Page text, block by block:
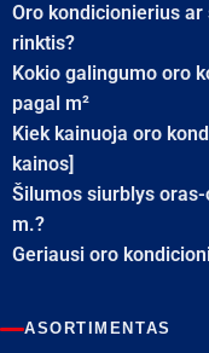
Oro kondicionierius
rinktis?
Kokio galingumo oro
pagal m²
Kiek kainuoja oro
kainos]
Šilumos siurblys
m.?
Geriausi oro
ASORTIMENTAS